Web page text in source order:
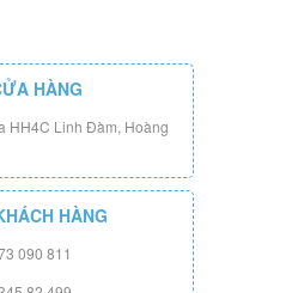
HÀNG
HH4C Linh Đàm, Hoàng
HÀNG
090 811